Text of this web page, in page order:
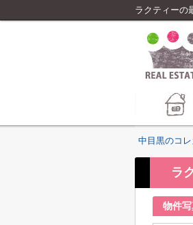
ラクティーの
中目黒のコ
ラ
物件